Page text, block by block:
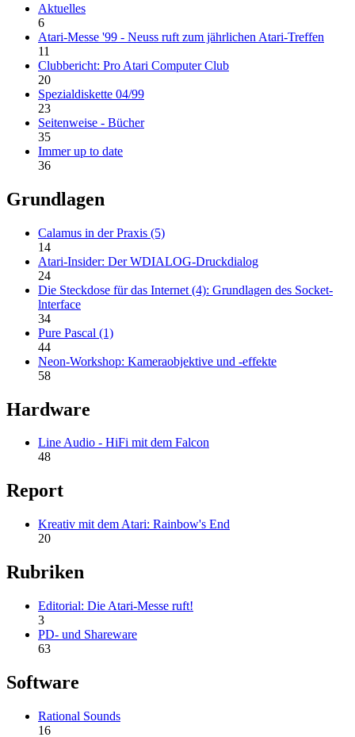
Aktuelles
6
Atari-Messe '99 - Neuss ruft zum jährlichen Atari-Treffen
11
Clubbericht: Pro Atari Computer Club
20
Spezialdiskette 04/99
23
Seitenweise - Bücher
35
Immer up to date
36
Grundlagen
Calamus in der Praxis (5)
14
Atari-Insider: Der WDIALOG-Druckdialog
24
Die Steckdose für das Internet (4): Grundlagen des Socket-
lnterface
34
Pure Pascal (1)
44
Neon-Workshop: Kameraobjektive und -effekte
58
Hardware
Line Audio - HiFi mit dem Falcon
48
Report
Kreativ mit dem Atari: Rainbow's End
20
Rubriken
Editorial: Die Atari-Messe ruft!
3
PD- und Shareware
63
Software
Rational Sounds
16